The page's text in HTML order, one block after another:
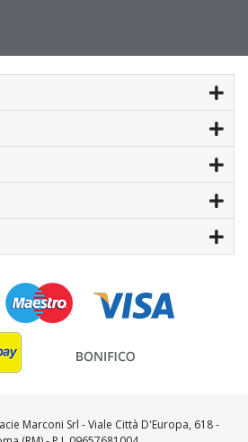
Marconi Srl - Viale Città D'Europa, 618 -